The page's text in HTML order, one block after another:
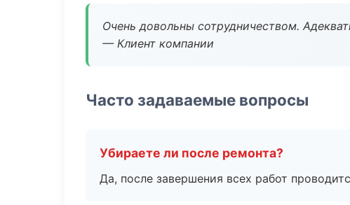
Очень довольны сотрудничеством.
— Клиент компании
Часто задаваемые вопросы
Убираете ли после ремонта?
Да, после завершения всех работ